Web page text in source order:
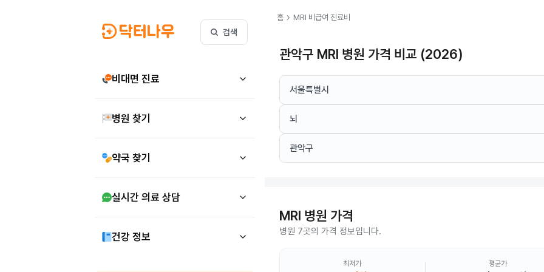
검색
비대면 진료
병원 찾기
약국 찾기
실시간 의료 상담
건강 정보
홈 chevron_right MRI 비급여 진료비
관악구 MRI 병원 가격 비교 (2026)
서울특별시
뇌
관악구
MRI 병원 가격
병원 7곳의 가격 정보입니다.
최저가 평균가